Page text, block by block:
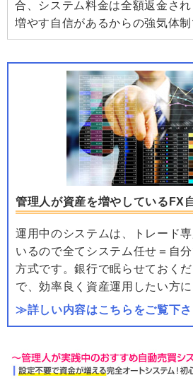
合、システム料金は全額返金さ
増やす自信があるからの強気体制
管理人が資産を増やしているFX
運用中のシステムは、トレード
いるので全てシステム任せ＝自
方式です。銀行で眠らせておく
で、効率良く資産運用したい方に
≫詳しい内容はこちらをご覧下